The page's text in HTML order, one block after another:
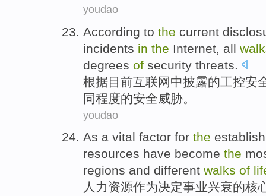
youdao
According to the current
incidents in the Internet all
degrees of security threats
根据目前互联网中披露的工控安
同程度的安全威胁。
youdao
As a vital factor for the
resources have become the
regions and different walks of
人力资源作为决定事业兴衰的核